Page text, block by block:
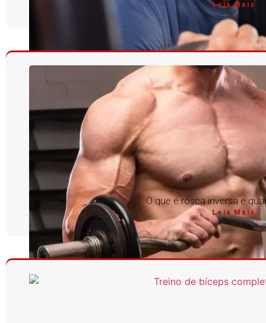
Leia Mais
O que é rosca inversa e
Leia Mais